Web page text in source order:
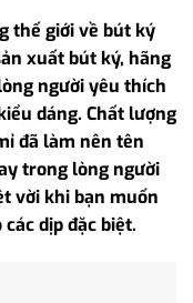
thế giới về bút ký
xuất bút ký, hãng
người yêu thích
dáng. Chất lượng
đã làm nên tên
trong lòng người
vời khi bạn muốn
dịp đặc biệt.